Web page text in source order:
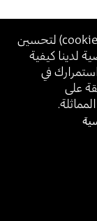
) لتحسين
لدينا كيفية
في
على